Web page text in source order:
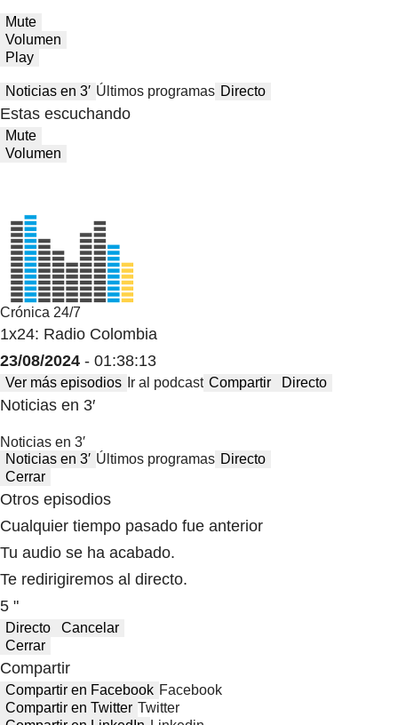
Mute
Volumen
Play
Noticias en 3′ Últimos programas Directo
Estas escuchando
Mute
Volumen
Crónica 24/7
1x24: Radio Colombia
23/08/2024 - 01:38:13
Ver más episodios Ir al podcast Compartir Directo
Noticias en 3′
Noticias en 3′
Noticias en 3′ Últimos programas Directo
Cerrar
Otros episodios
Cualquier tiempo pasado fue anterior
Tu audio se ha acabado.
Te redirigiremos al directo.
5 "
Directo
Cancelar
Cerrar
Compartir
Compartir en Facebook Facebook
Compartir en Twitter Twitter